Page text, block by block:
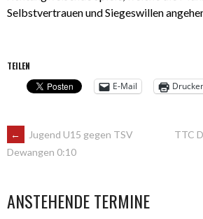
Selbstvertrauen und Siegeswillen
TEILEN
E-Mail
ARTIKEL-
←
Jugend U15 gegen TSV
Dewangen 0:10
TTC
ANSTEHENDE TERMINE